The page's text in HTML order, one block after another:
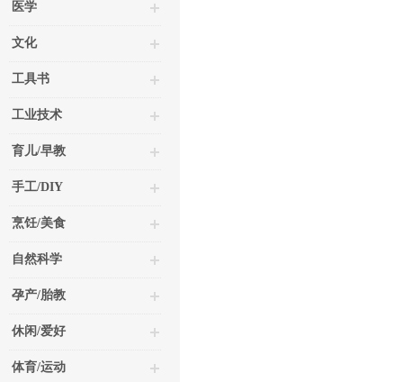
医学
文化
工具书
工业技术
育儿/早教
手工/DIY
烹饪/美食
自然科学
孕产/胎教
休闲/爱好
体育/运动